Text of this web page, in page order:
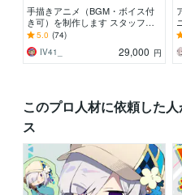
手描きアニメ（BGM・ボイス付
き可）を制作します スタッフは
プロのアニメーターと漫画家！
脚本もご用意できます
5.0 (74)
IV41_
29,000 円
このプロ人材に依頼した
ス